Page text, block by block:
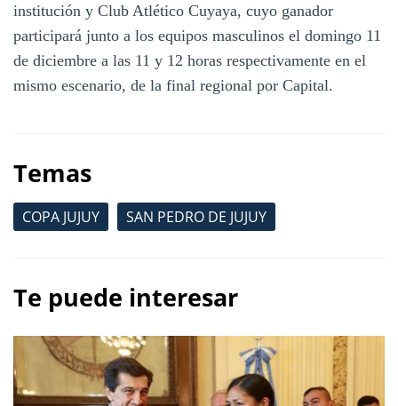
institución y Club Atlético Cuyaya, cuyo ganador
participará junto a los equipos masculinos el domingo 11
de diciembre a las 11 y 12 horas respectivamente en el
mismo escenario, de la final regional por Capital.
Temas
COPA JUJUY SAN PEDRO DE JUJUY
Te puede interesar